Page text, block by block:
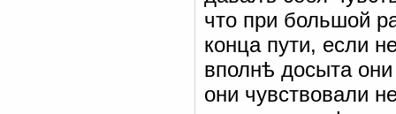
что при большой
конца пути, если
вполнѣ досыта
они чувствовали